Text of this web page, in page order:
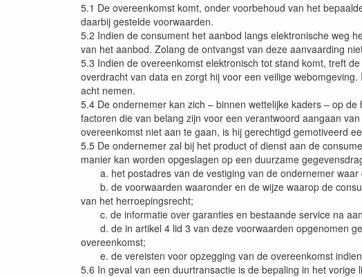
5.1 De overeenkomst komt, onder voorbehoud van het
daarbij gestelde voorwaarden.
5.2 Indien de consument het aanbod langs elektronische weg
van het aanbod. Zolang de ontvangst van deze aanvaarding
5.3 Indien de overeenkomst elektronisch tot stand komt, treft
overdracht van data en zorgt hij voor een veilige
acht nemen.
5.4 De ondernemer kan zich – binnen wettelijke kaders – op
factoren die van belang zijn voor een verantwoord aangaan
overeenkomst niet aan te gaan, is hij gerechtigd gemotiveerd
5.5 De ondernemer zal bij het product of dienst aan de
manier kan worden opgeslagen op een duurzame
a. het postadres van de vestiging van de ondernemer waar
b. de voorwaarden waaronder en de wijze waarop de
van het herroepingsrecht;
c. de informatie over garanties en bestaande service na
d. de in artikel 4 lid 3 van deze voorwaarden opgenomen
overeenkomst;
e. de vereisten voor opzegging van de overeenkomst
5.6 In geval van een duurtransactie is de bepaling in het